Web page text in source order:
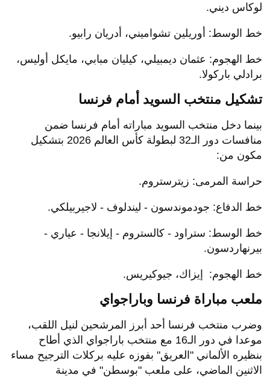
لوكاس ديني.
خط الوسط: أوريلين تشواميني، أدريان رابيو.
خط الهجوم: عثمان ديمبيلي، كيليان مبابي، مايكل أوليس،
برادلي باركولا.
تشكيل منتخب السويد أمام فرنسا
بينما دخل منتخب السويد مباراته أمام فرنسا ضمن
منافسات دور الـ32 لبطولة كأس العالم 2026 بتشكيل
مكون من:
حراسة المرمى: زيترستروم.
خط الدفاع: جودموندسون - ليندلوف - لاجيربيلكي.
خط الوسط: ستراود - كالستروم - إيلانجا - عياري -
بيرنهاردسون.
خط الهجوم: إيزاك، جيوكيريس.
ملعب مباراة فرنسا وباراجواي
وضرب منتخب فرنسا أحد أبرز المرشحين لنيل اللقب،
موعدا في دور الـ16 مع منتخب باراجواي الذي أطاح
بنظيره الألماني "العريق" بفوزه عليه بركلات الترجيح مساء
الاثنين الماضي، على ملعب "بوسطن" في مدينة